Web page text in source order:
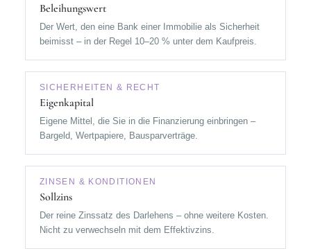
Beleihungswert
Der Wert, den eine Bank einer Immobilie als Sicherheit
beimisst – in der Regel 10–20 % unter dem Kaufpreis.
SICHERHEITEN & RECHT
Eigenkapital
Eigene Mittel, die Sie in die Finanzierung einbringen –
Bargeld, Wertpapiere, Bausparverträge.
ZINSEN & KONDITIONEN
Sollzins
Der reine Zinssatz des Darlehens – ohne weitere Kosten.
Nicht zu verwechseln mit dem Effektivzins.